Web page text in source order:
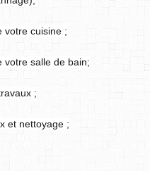
votre cuisine ;
votre salle de bain;
;
et nettoyage ;